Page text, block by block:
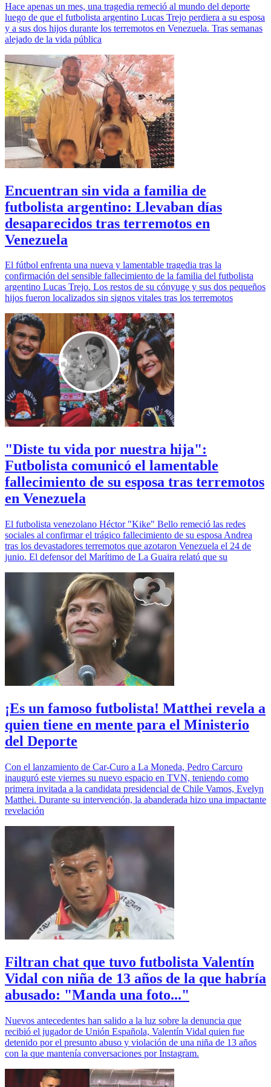
Hace apenas un mes, una tragedia remeció al mundo del deporte
luego de que el futbolista argentino Lucas Trejo perdiera a su esposa
y a sus dos hijos durante los terremotos en Venezuela. Tras semanas
alejado de la vida pública
Encuentran sin vida a familia de
futbolista argentino: Llevaban días
desaparecidos tras terremotos en
Venezuela
El fútbol enfrenta una nueva y lamentable tragedia tras la
confirmación del sensible fallecimiento de la familia del futbolista
argentino Lucas Trejo. Los restos de su cónyuge y sus dos pequeños
hijos fueron localizados sin signos vitales tras los terremotos
"Diste tu vida por nuestra hija":
Futbolista comunicó el lamentable
fallecimiento de su esposa tras terremotos
en Venezuela
El futbolista venezolano Héctor "Kike" Bello remeció las redes
sociales al confirmar el trágico fallecimiento de su esposa Andrea
tras los devastadores terremotos que azotaron Venezuela el 24 de
junio. El defensor del Marítimo de La Guaira relató que su
¡Es un famoso futbolista! Matthei revela a
quien tiene en mente para el Ministerio
del Deporte
Con el lanzamiento de Car-Curo a La Moneda, Pedro Carcuro
inauguró este viernes su nuevo espacio en TVN, teniendo como
primera invitada a la candidata presidencial de Chile Vamos, Evelyn
Matthei. Durante su intervención, la abanderada hizo una impactante
revelación
Filtran chat que tuvo futbolista Valentín
Vidal con niña de 13 años de la que habría
abusado: "Manda una foto..."
Nuevos antecedentes han salido a la luz sobre la denuncia que
recibió el jugador de Unión Española, Valentín Vidal quien fue
detenido por el presunto abuso y violación de una niña de 13 años
con la que mantenía conversaciones por Instagram.